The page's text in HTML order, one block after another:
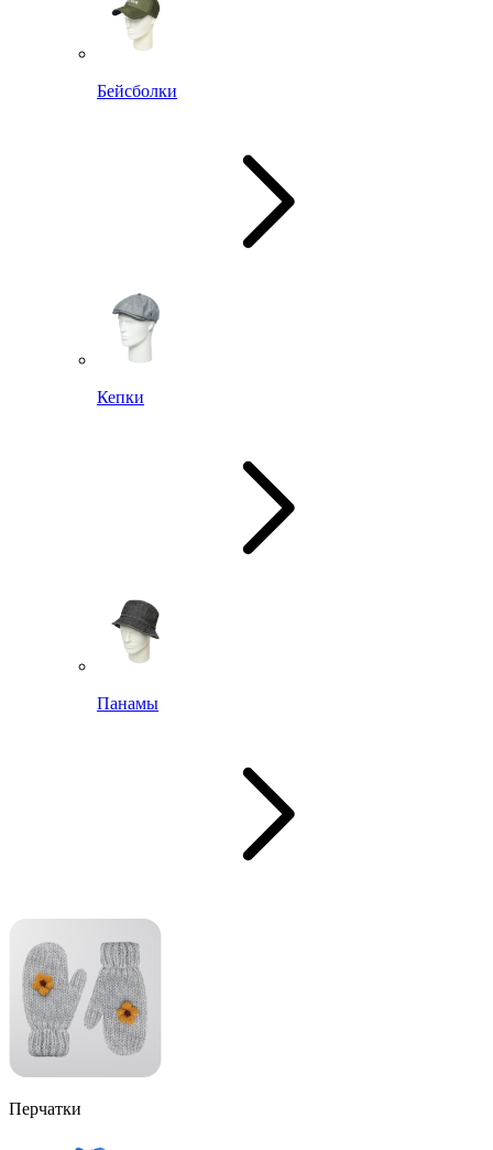
Бейсболки
Кепки
Панамы
Перчатки